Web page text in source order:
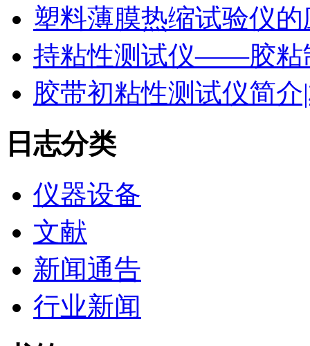
塑料薄膜热缩试验仪
持粘性测试仪——胶粘
胶带初粘性测试仪简
日志分类
仪器设备
文献
新闻通告
行业新闻